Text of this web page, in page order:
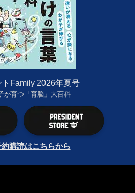
トFamily 2026年夏号
が育つ「育脳」大百科
購読はこちらから